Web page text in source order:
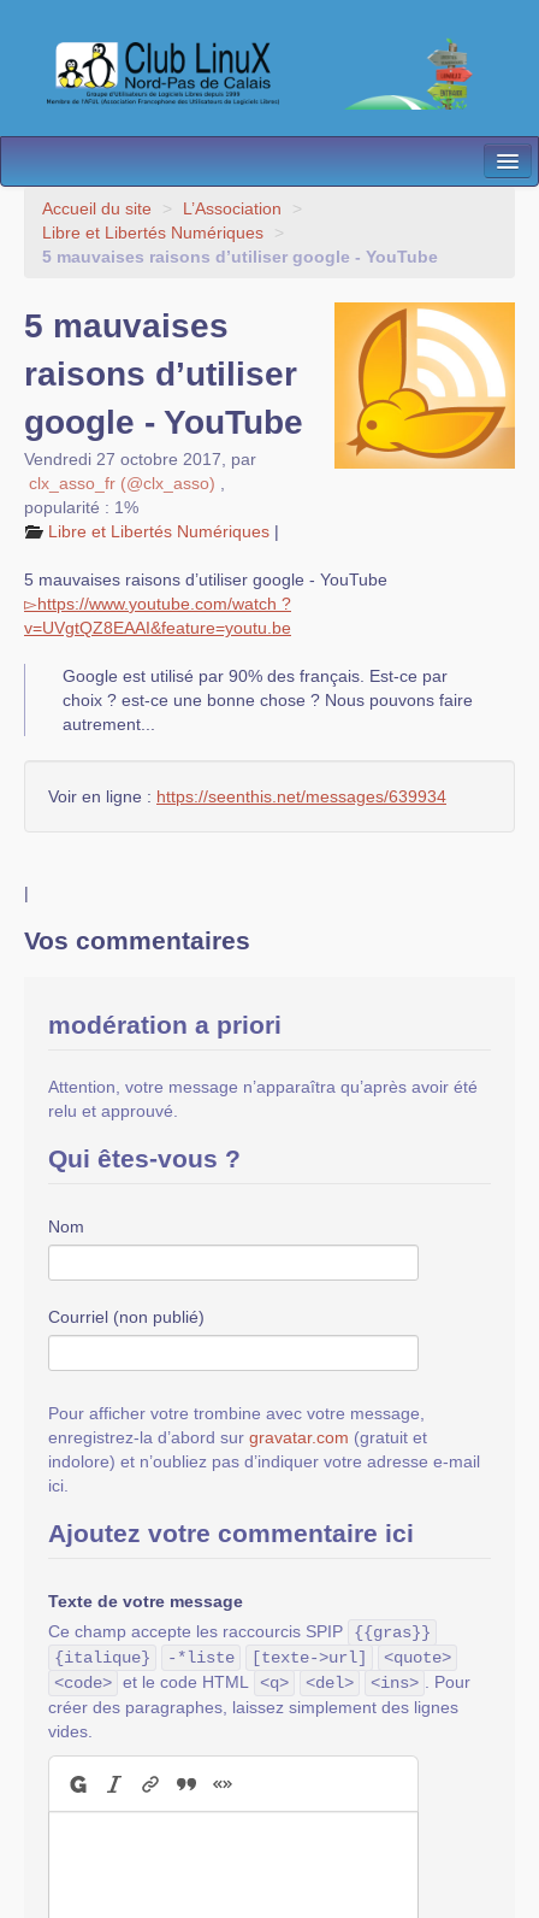
L’Association
Nos Activités
Espace membres
Accueil du site > L’Association
>
Libre et Libertés Numériques
>
5 mauvaises raisons d’utiliser google - YouTube
5 mauvaises
raisons d’utiliser
google - YouTube
Vendredi 27 octobre 2017
par
clx_asso_fr (@clx_asso)
popularité : 1%
Libre et Libertés Numériques |
5 mauvaises raisons d’utiliser google - YouTube
▻https://www.youtube.com/watch ?
v=UVgtQZ8EAAI&feature=youtu.be
Google est utilisé par 90% des français. Est-ce par
choix ? est-ce une bonne chose ? Nous pouvons faire
autrement...
Voir en ligne : https://seenthis.net/messages/639934
|
Vos commentaires
modération a priori
Attention, votre message n’apparaîtra qu’après avoir été
relu et approuvé.
Qui êtes-vous ?
Nom
Courriel (non publié)
Pour afficher votre trombine avec votre message,
enregistrez-la d’abord sur gravatar.com (gratuit et
indolore) et n’oubliez pas d’indiquer votre adresse e-mail
ici.
Ajoutez votre commentaire ici
Texte de votre message
Ce champ accepte les raccourcis SPIP
{{gras}}
{italique}
-*liste [texte->url]
<quote>
<code> et le code HTML <q> <del> <ins>
. Pour
créer des paragraphes, laissez simplement des lignes
vides.